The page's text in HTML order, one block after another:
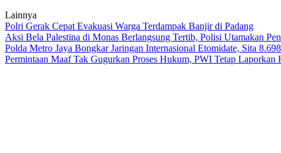
Lainnya
Polri Gerak Cepat Evakuasi Warga Terdampak Banjir di Padang
Aksi Bela Palestina di Monas Berlangsung Tertib, Polisi Utamakan
Polda Metro Jaya Bongkar Jaringan Internasional Etomidate, Sita
Permintaan Maaf Tak Gugurkan Proses Hukum, PWI Tetap Laporkan